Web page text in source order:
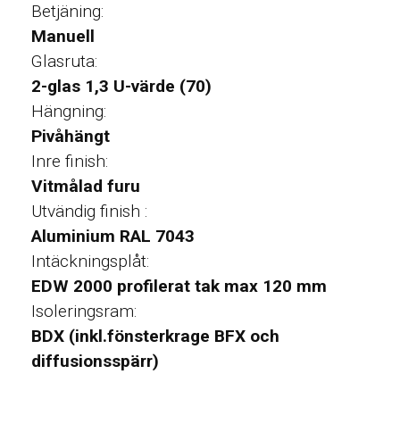
Betjäning:
Manuell
Glasruta:
2-glas 1,3 U-värde (70)
Hängning:
Pivåhängt
Inre finish:
Vitmålad furu
Utvändig finish :
Aluminium RAL 7043
Intäckningsplåt:
EDW 2000 profilerat tak max 120 mm
Isoleringsram:
BDX (inkl.fönsterkrage BFX och
diffusionsspärr)